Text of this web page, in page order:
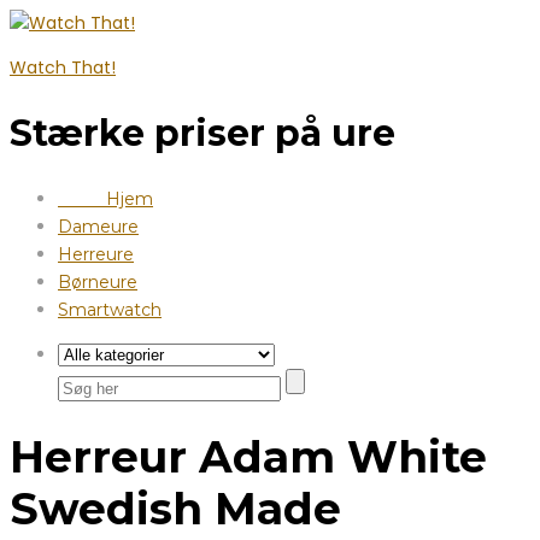
Watch That!
Stærke priser på ure
Hjem
Dameure
Herreure
Børneure
Smartwatch
Herreur Adam White
Swedish Made